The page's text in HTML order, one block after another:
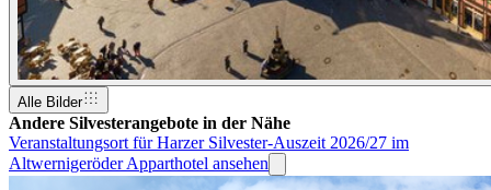
Alle Bilder
Andere Silvesterangebote in der Nähe
Veranstaltungsort für Harzer Silvester-Auszeit 2026/27 im
Altwernigeröder Apparthotel ansehen